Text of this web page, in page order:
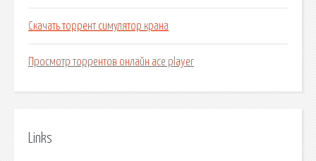
Скачать торрент симулятор крана
Просмотр торрентов онлайн ace player
Links